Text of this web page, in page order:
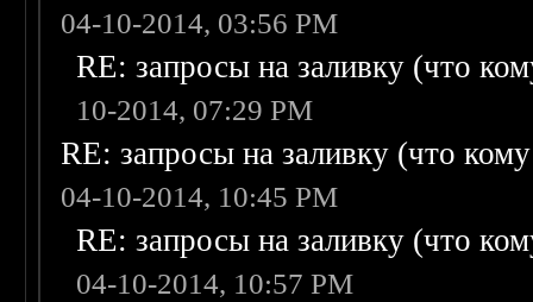
04-10-2014, 03:56 PM
RE: запросы на заливку (что
10-2014, 07:29 PM
RE: запросы на заливку (что
04-10-2014, 10:45 PM
RE: запросы на заливку (что
04-10-2014, 10:57 PM